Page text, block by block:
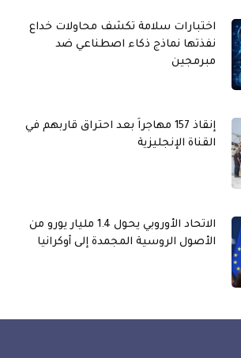
اختبارات سلامة تكشف محاولات خداع
نفذتها نماذج ذكاء اصطناعي ضد
مبرمجين
إنقاذ 157 مهاجراً بعد احتراق قاربهم في
القناة الإنجليزية
الاتحاد الأوروبي يحول 1.4 مليار يورو من
الأصول الروسية المجمدة إلى أوكرانيا